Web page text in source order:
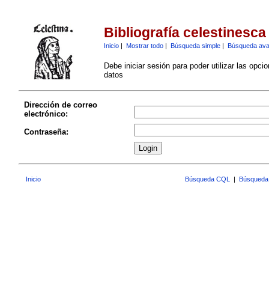
Bibliografía celestinesca
Inicio| Mostrar todo| Búsqueda simple| Búsqueda
Debe iniciar sesión para poder utilizar las
datos
Dirección de correo
electrónico:
Contraseña:
Inicio Búsqueda CQL |